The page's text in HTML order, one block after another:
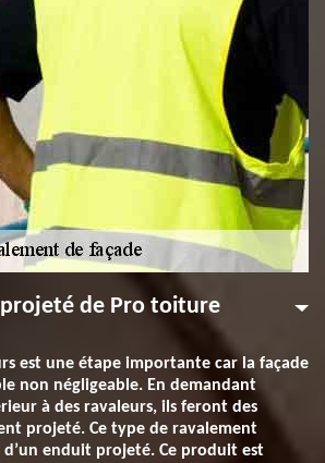
de Pro toiture
est une étape importante car la façade
non négligeable. En demandant
à des ravaleurs, ils feront des
projeté. Ce type de ravalement
enduit projeté. Ce produit est